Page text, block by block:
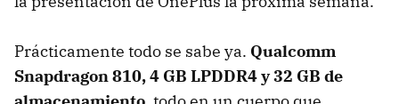
Prácticamente todo se sabe ya. Qualcomm
Snapdragon 810, 4 GB LPDDR4 y 32 GB de